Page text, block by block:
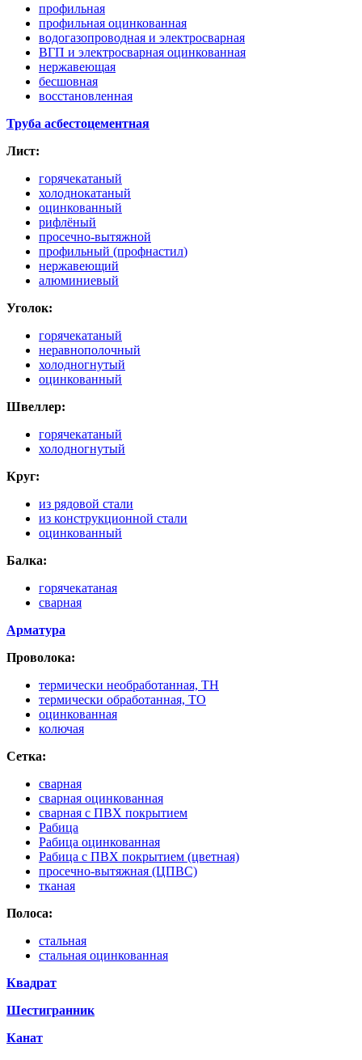
профильная
профильная оцинкованная
водогазопроводная и электросварная
ВГП и электросварная оцинкованная
нержавеющая
бесшовная
восстановленная
Труба асбестоцементная
Лист:
горячекатаный
холоднокатаный
оцинкованный
рифлёный
просечно-вытяжной
профильный (профнастил)
нержавеющий
алюминиевый
Уголок:
горячекатаный
неравнополочный
холодногнутый
оцинкованный
Швеллер:
горячекатаный
холодногнутый
Круг:
из рядовой стали
из конструкционной стали
оцинкованный
Балка:
горячекатаная
сварная
Арматура
Проволока:
термически необработанная, ТН
термически обработанная, ТО
оцинкованная
колючая
Сетка:
сварная
сварная оцинкованная
сварная с ПВХ покрытием
Рабица
Рабица оцинкованная
Рабица с ПВХ покрытием (цветная)
просечно-вытяжная (ЦПВС)
тканая
Полоса:
стальная
стальная оцинкованная
Квадрат
Шестигранник
Канат